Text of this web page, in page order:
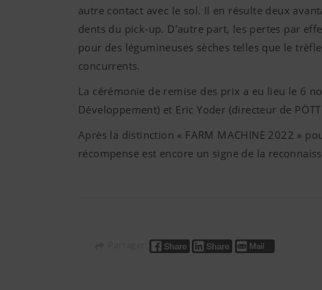
autre contact avec le sol. Il en résulte deux
dents du pick-up. D’autre part, les pertes par
pour des légumineuses sèches telles que le
concurrents.
La cérémonie de remise des prix a eu lieu le 6
Développement) et Eric Yoder (directeur de
Après la distinction « FARM MACHINE 2022 »
récompense est encore un signe de la